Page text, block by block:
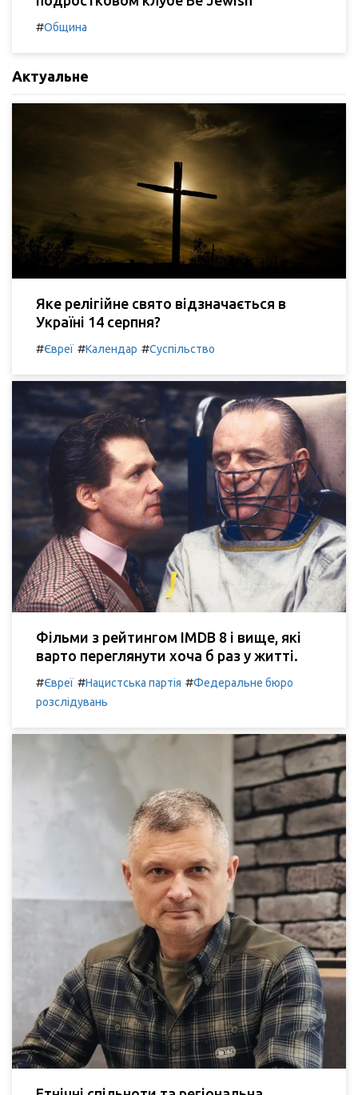
#Община
Актуальне
Яке релігійне свято відзначається в
Україні 14 серпня?
#Євреї #Календар #Суспільство
Фільми з рейтингом IMDB 8 і вище, які
варто переглянути хоча б раз у житті.
#Євреї #Нацистська партія #Федеральне бюро
розслідувань